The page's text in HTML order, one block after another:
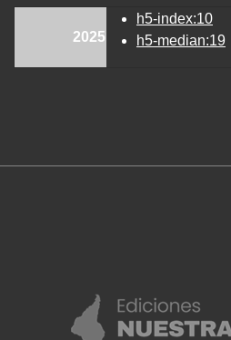
2025
h5-index:10
h5-median:19